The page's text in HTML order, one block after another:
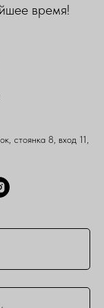
время!
стоянка 8, вход 11,